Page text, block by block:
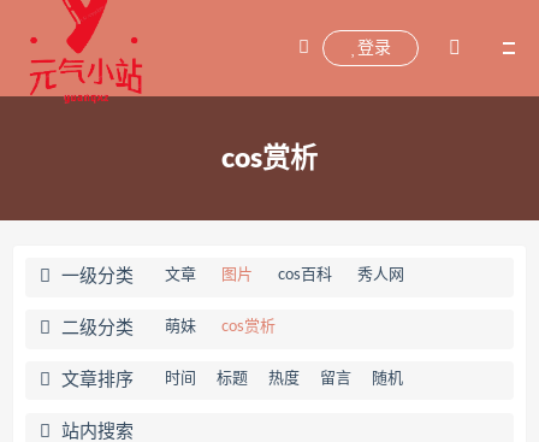
登录
cos赏析
一级分类 文章 图片 cos百科 秀人网
二级分类 萌妹 cos赏析
文章排序 时间 标题 热度 留言 随机
站内搜索